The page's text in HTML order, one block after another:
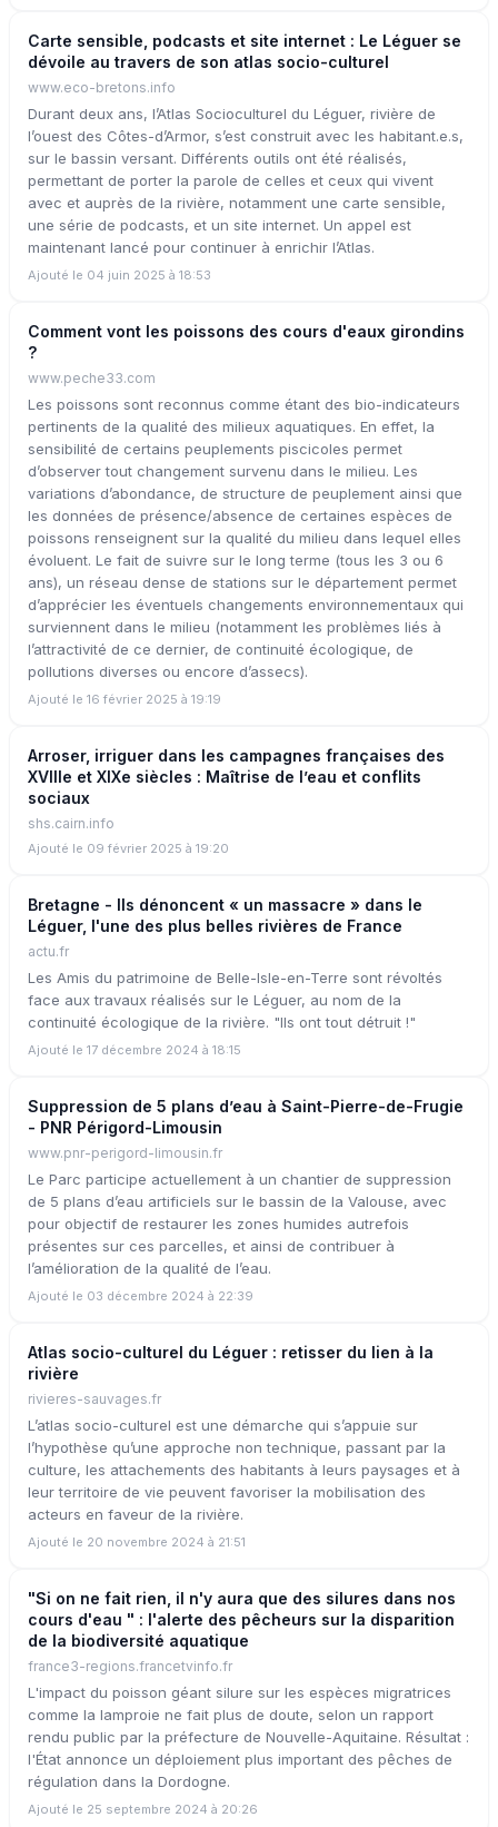
Carte sensible, podcasts et site internet : Le Léguer se
dévoile au travers de son atlas socio-culturel
www.eco-bretons.info
Durant deux ans, l’Atlas Socioculturel du Léguer, rivière de
l’ouest des Côtes-d’Armor, s’est construit avec les habitant.e.s,
sur le bassin versant. Différents outils ont été réalisés,
permettant de porter la parole de celles et ceux qui vivent
avec et auprès de la rivière, notamment une carte sensible,
une série de podcasts, et un site internet. Un appel est
maintenant lancé pour continuer à enrichir l’Atlas.
Ajouté le 04 juin 2025 à 18:53
Comment vont les poissons des cours d'eaux girondins
?
www.peche33.com
Les poissons sont reconnus comme étant des bio-indicateurs
pertinents de la qualité des milieux aquatiques. En effet, la
sensibilité de certains peuplements piscicoles permet
d’observer tout changement survenu dans le milieu. Les
variations d’abondance, de structure de peuplement ainsi que
les données de présence/absence de certaines espèces de
poissons renseignent sur la qualité du milieu dans lequel elles
évoluent. Le fait de suivre sur le long terme (tous les 3 ou 6
ans), un réseau dense de stations sur le département permet
d’apprécier les éventuels changements environnementaux qui
surviennent dans le milieu (notamment les problèmes liés à
l’attractivité de ce dernier, de continuité écologique, de
pollutions diverses ou encore d’assecs).
Ajouté le 16 février 2025 à 19:19
Arroser, irriguer dans les campagnes françaises des
XVIIIe et XIXe siècles : Maîtrise de l’eau et conflits
sociaux
shs.cairn.info
Ajouté le 09 février 2025 à 19:20
Bretagne - Ils dénoncent « un massacre » dans le
Léguer, l'une des plus belles rivières de France
actu.fr
Les Amis du patrimoine de Belle-Isle-en-Terre sont révoltés
face aux travaux réalisés sur le Léguer, au nom de la
continuité écologique de la rivière. "Ils ont tout détruit !"
Ajouté le 17 décembre 2024 à 18:15
Suppression de 5 plans d’eau à Saint-Pierre-de-Frugie
- PNR Périgord-Limousin
www.pnr-perigord-limousin.fr
Le Parc participe actuellement à un chantier de suppression
de 5 plans d’eau artificiels sur le bassin de la Valouse, avec
pour objectif de restaurer les zones humides autrefois
présentes sur ces parcelles, et ainsi de contribuer à
l’amélioration de la qualité de l’eau.
Ajouté le 03 décembre 2024 à 22:39
Atlas socio-culturel du Léguer : retisser du lien à la
rivière
rivieres-sauvages.fr
L’atlas socio-culturel est une démarche qui s’appuie sur
l’hypothèse qu’une approche non technique, passant par la
culture, les attachements des habitants à leurs paysages et à
leur territoire de vie peuvent favoriser la mobilisation des
acteurs en faveur de la rivière.
Ajouté le 20 novembre 2024 à 21:51
"Si on ne fait rien, il n'y aura que des silures dans nos
cours d'eau " : l'alerte des pêcheurs sur la disparition
de la biodiversité aquatique
france3-regions.francetvinfo.fr
L'impact du poisson géant silure sur les espèces migratrices
comme la lamproie ne fait plus de doute, selon un rapport
rendu public par la préfecture de Nouvelle-Aquitaine. Résultat :
l'État annonce un déploiement plus important des pêches de
régulation dans la Dordogne.
Ajouté le 25 septembre 2024 à 20:26